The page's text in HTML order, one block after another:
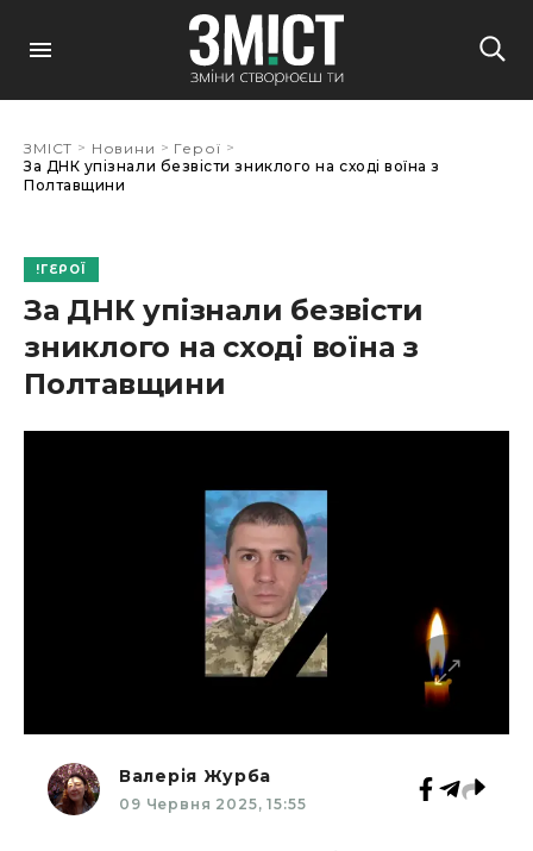
ЗМІСТ > Новини > Герої >
За ДНК упізнали безвісти зниклого на сході воїна з
Полтавщини
ГЕРОЇ
За ДНК упізнали безвісти
зниклого на сході воїна з
Полтавщини
Валерія Журба
09 Червня 2025, 15:55